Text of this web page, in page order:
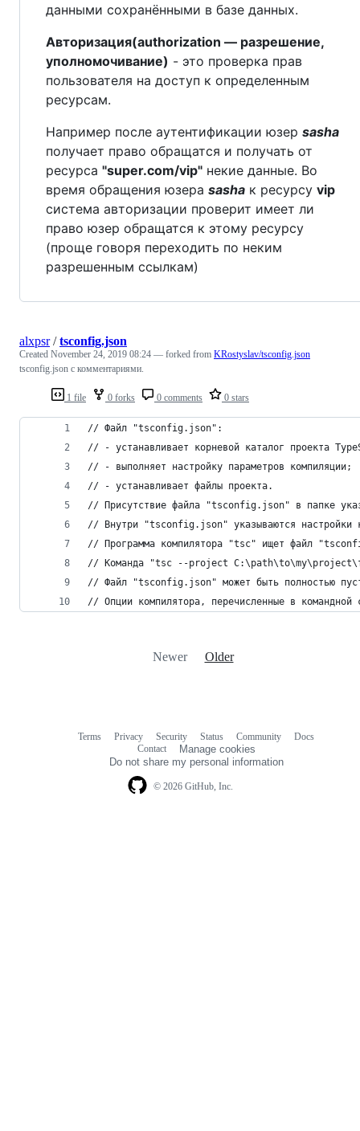
данными сохранёнными в базе данных.
Авторизация(authorization — разрешение,
уполномочивание) - это проверка прав
пользователя на доступ к определенным
ресурсам.
Например после аутентификации юзер sasha
получает право обращатся и получать от
ресурса "super.com/vip" некие данные. Во
время обращения юзера sasha к ресурсу vip
система авторизации проверит имеет ли
право юзер обращатся к этому ресурсу
(проще говоря переходить по неким
разрешенным ссылкам)
1 file 0 forks 0 comments 0 stars
alxpsr/tsconfig.json
Created November 24, 2019 08:24 — forked from KRostyslav/tsconfig.json
tsconfig.json с комментариями.
// Файл "tsconfig.json":
// - устанавливает корневой каталог проекта
// - выполняет настройку параметров компиляции;
// - устанавливает файлы проекта.
// Присутствие файла "tsconfig.json" в папке
// Внутри "tsconfig.json" указываются настройки
// Программа компилятора "tsc" ищет файл
// Команда "tsc --project
// Файл "tsconfig.json" может быть полностью
// Опции компилятора, перечисленные в
Newer Older
© 2026 GitHub, Inc.
Terms Privacy Security Status Community
Docs
Contact
Manage cookies
Do not share my personal information